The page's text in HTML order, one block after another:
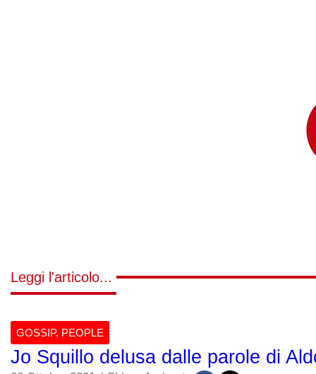
Leggi l'articolo...
GOSSIP, PEOPLE
Jo Squillo delusa dalle parole di